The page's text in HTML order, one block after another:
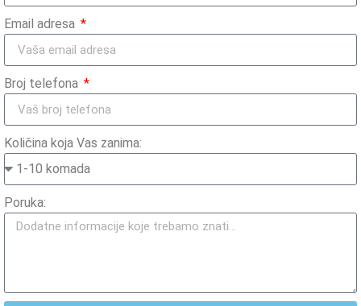
Email adresa
Broj telefona
Količina koja Vas zanima:
Poruka: